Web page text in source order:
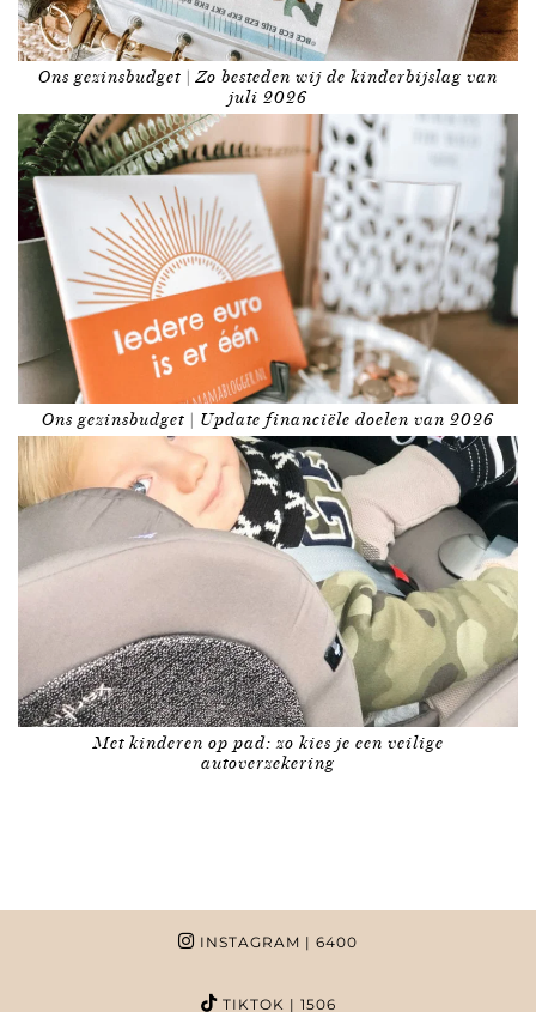
Ons gezinsbudget | Zo besteden wij de kinderbijslag van
juli 2026
Ons gezinsbudget | Update financiële doelen van 2026
Met kinderen op pad: zo kies je een veilige
autoverzekering
INSTAGRAM | 6400
TIKTOK | 1506